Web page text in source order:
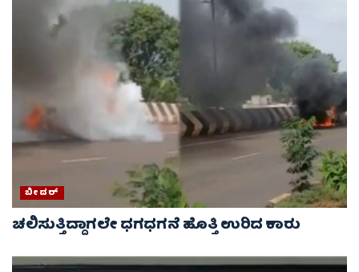
ಬೀದರ್
ಚಲಿಸುತ್ತಿದ್ದಾಗಲೇ ಧಗಧಗನೆ ಹೊತ್ತಿ ಉರಿದ ಕಾರು